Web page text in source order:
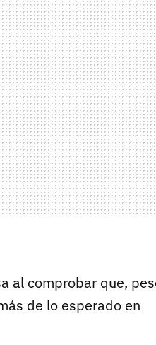
al comprobar que,
de lo esperado en